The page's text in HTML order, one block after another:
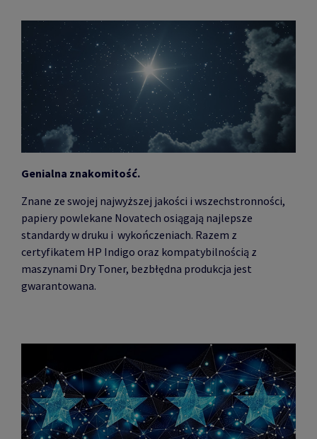
Genialna znakomitość.
Znane ze swojej najwyższej jakości i wszechstronności,
papiery powlekane Novatech osiągają najlepsze
standardy w druku i wykończeniach. Razem z
certyfikatem HP Indigo oraz kompatybilnością z
maszynami Dry Toner, bezbłędna produkcja jest
gwarantowana.